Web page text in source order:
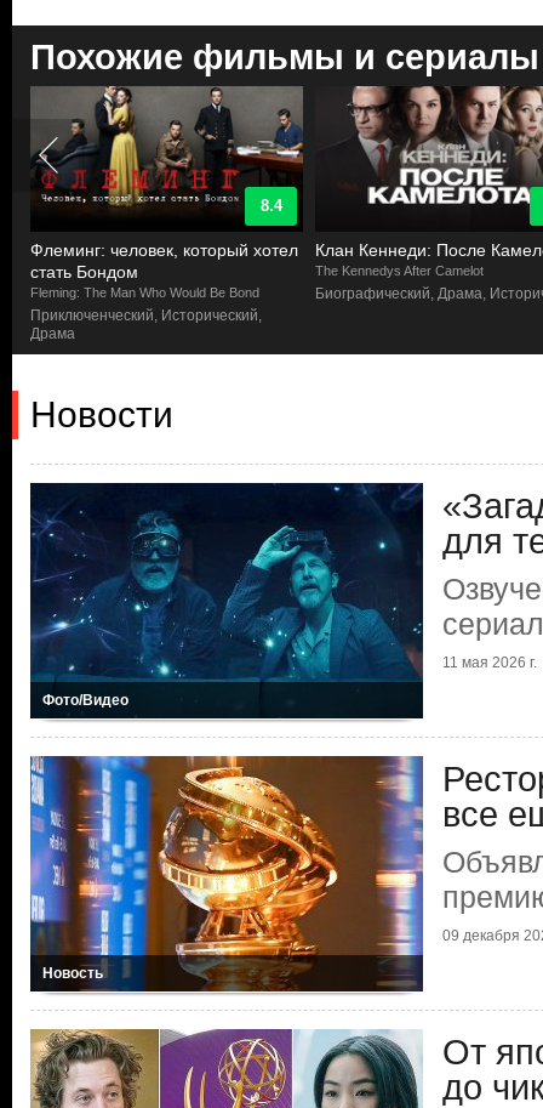
Похожие фильмы и сериалы
8.4
Флеминг: человек, который хотел
стать Бондом
Fleming: The Man Who Would Be Bond
Приключенческий, Исторический,
Драма
Клан Кеннеди: После
The Kennedys After Camelot
Биографический, Драма,
Новости
Фото/Видео
для
11 мая 2026 г.
Новость
все
09 декабря
От
до